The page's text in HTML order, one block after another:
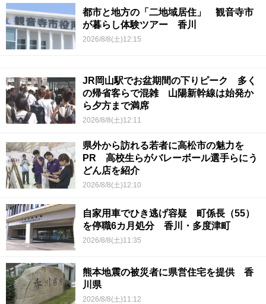
都市と地方の「二地域居住」 観音寺市
が暮らし体験ツアー 香川
2026/8/8(土)12:15
JR岡山駅でお盆期間の下りピーク 多く
の帰省客らで混雑 山陽新幹線は始発か
ら夕方まで満席
2026/8/8(土)12:11
県外から訪れる若者に高松市の魅力を
PR 高校生らがバレーボール選手らにう
どん店を紹介
2026/8/8(土)12:10
自家用車でひき逃げ容疑 町係長（55）
を停職6カ月処分 香川・多度津町
2026/8/8(土)11:35
熊本地震の被災者に県営住宅を提供 香
川県
2026/8/8(土)11:12